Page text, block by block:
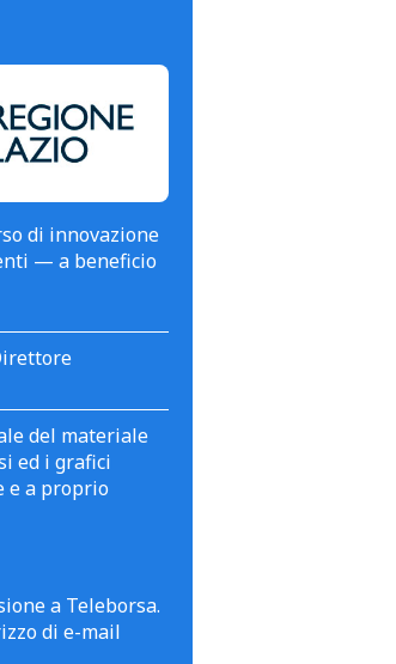
di innovazione
— a beneficio
del materiale
ed i grafici
e a proprio
a Teleborsa.
di e-mail